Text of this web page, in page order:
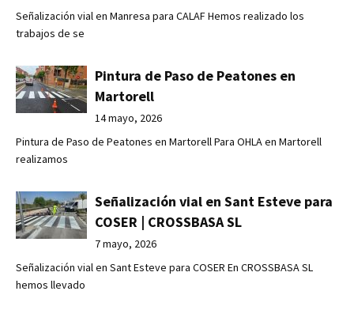
Señalización vial en Manresa para CALAF Hemos realizado los
trabajos de se
Pintura de Paso de Peatones en
Martorell
14 mayo, 2026
Pintura de Paso de Peatones en Martorell Para OHLA en Martorell
realizamos
Señalización vial en Sant Esteve para
COSER | CROSSBASA SL
7 mayo, 2026
Señalización vial en Sant Esteve para COSER En CROSSBASA SL
hemos llevado